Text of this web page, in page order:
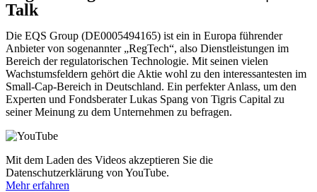
Talk
Die EQS Group (DE0005494165) ist ein in Europa führender
Anbieter von sogenannter „RegTech“, also Dienstleistungen im
Bereich der regulatorischen Technologie. Mit seinen vielen
Wachstumsfeldern gehört die Aktie wohl zu den interessantesten im
Small-Cap-Bereich in Deutschland. Ein perfekter Anlass, um den
Experten und Fondsberater Lukas Spang von Tigris Capital zu
seiner Meinung zu dem Unternehmen zu befragen.
Mit dem Laden des Videos akzeptieren Sie die
Datenschutzerklärung von YouTube.
Mehr erfahren